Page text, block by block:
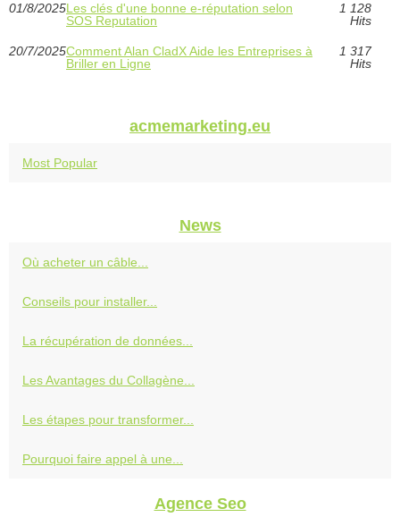
01/8/2025Les clés d'une bonne e-réputation selon
SOS Reputation
1 128
Hits
20/7/2025Comment Alan CladX Aide les Entreprises à
Briller en Ligne
1 317
Hits
acmemarketing.eu
Most Popular
News
Où acheter un câble...
Conseils pour installer...
La récupération de données...
Les Avantages du Collagène...
Les étapes pour transformer...
Pourquoi faire appel à une...
Agence Seo